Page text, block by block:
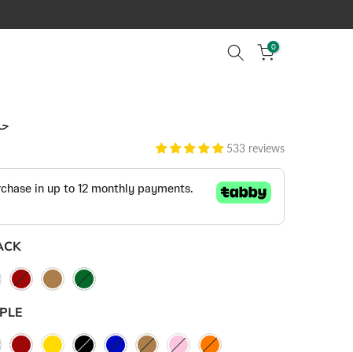
0
533 reviews